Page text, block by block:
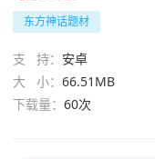
东方神话题材
支 持： 安卓
大 小： 66.51MB
下载量： 60次